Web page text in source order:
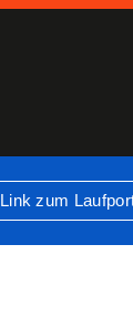
Link zum